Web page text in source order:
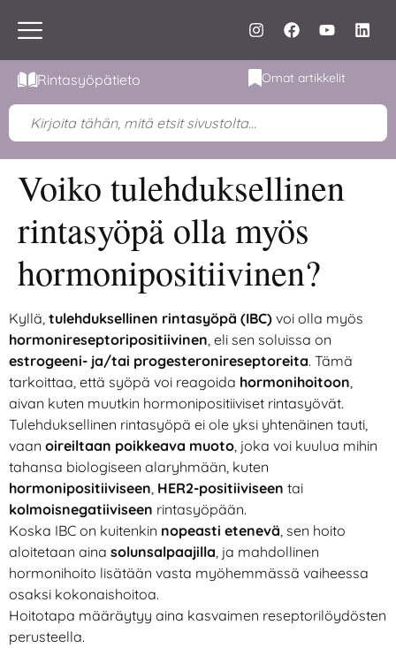
Rintasyöpätieto Omat artikkelit
Voiko tulehduksellinen
rintasyöpä olla myös
hormonipositiivinen?
Kyllä, tulehduksellinen rintasyöpä (IBC) voi olla myös
hormonireseptoripositiivinen, eli sen soluissa on
estrogeeni- ja/tai progesteronireseptoreita. Tämä
tarkoittaa, että syöpä voi reagoida hormonihoitoon,
aivan kuten muutkin hormonipositiiviset rintasyövät.
Tulehduksellinen rintasyöpä ei ole yksi yhtenäinen tauti,
vaan oireiltaan poikkeava muoto, joka voi kuulua mihin
tahansa biologiseen alaryhmään, kuten
hormonipositiiviseen, HER2-positiiviseen tai
kolmoisnegatiiviseen rintasyöpään.
Koska IBC on kuitenkin nopeasti etenevä, sen hoito
aloitetaan aina solunsalpaajilla, ja mahdollinen
hormonihoito lisätään vasta myöhemmässä vaiheessa
osaksi kokonaishoitoa.
Hoitotapa määräytyy aina kasvaimen reseptorilöydösten
perusteella.